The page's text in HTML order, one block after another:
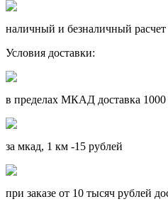
наличный и безналичный расчет
Условия доставки:
в пределах МКАД доставка 1000
за мкад, 1 км -15 рублей
при заказе от 10 тысяч рублей